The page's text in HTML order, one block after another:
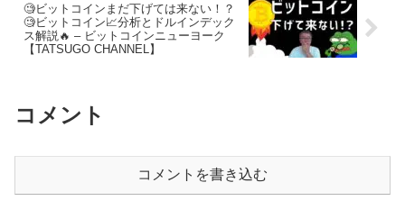
🧐ビットコインまだ下げては来ない！？
🧐ビットコイン📈分析とドルインデック
ス解説🔥 – ビットコインニューヨーク
【TATSUGO CHANNEL】
コメント
コメントを書き込む